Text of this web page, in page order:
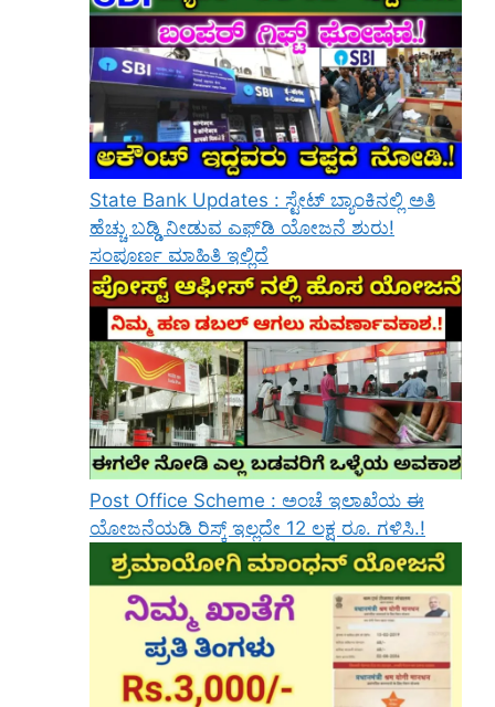
State Bank Updates : ಸ್ಟೇಟ್ ಬ್ಯಾಂಕಿನಲ್ಲಿ ಅತಿ
ಹೆಚ್ಚು ಬಡ್ಡಿ ನೀಡುವ ಎಫ್‌ಡಿ ಯೋಜನೆ ಶುರು!
ಸಂಪೂರ್ಣ ಮಾಹಿತಿ ಇಲ್ಲಿದೆ
Post Office Scheme : ಅಂಚೆ ಇಲಾಖೆಯ ಈ
ಯೋಜನೆಯಡಿ ರಿಸ್ಕ್‌ ಇಲ್ಲದೇ 12 ಲಕ್ಷ ರೂ. ಗಳಿಸಿ.!